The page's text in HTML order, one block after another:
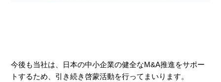
今後も当社は、日本の中小企業の健全なM&A推進をサポー
トするため、引き続き啓蒙活動を行ってまいります。